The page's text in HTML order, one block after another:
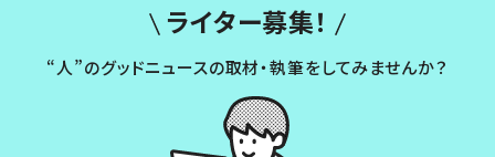
ライター募集！
“人”のグッドニュースの取材・執筆をしてみませんか？